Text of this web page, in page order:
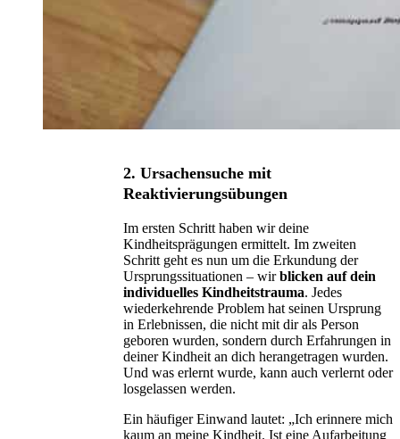
2. Ursachensuche mit
Reaktivierungsübungen
Im ersten Schritt haben wir deine
Kindheitsprägungen ermittelt. Im zweiten
Schritt geht es nun um die Erkundung der
Ursprungssituationen – wirblicken auf dein
individuelles Kindheitstrauma. Jedes
wiederkehrende Problem hat seinen Ursprung
in Erlebnissen, die nicht mit dir als Person
geboren wurden, sondern durch Erfahrungen in
deiner Kindheit an dich herangetragen wurden.
Und was erlernt wurde, kann auch verlernt oder
losgelassen werden.
Ein häufiger Einwand lautet: „Ich erinnere mich
kaum an meine Kindheit. Ist eine Aufarbeitung